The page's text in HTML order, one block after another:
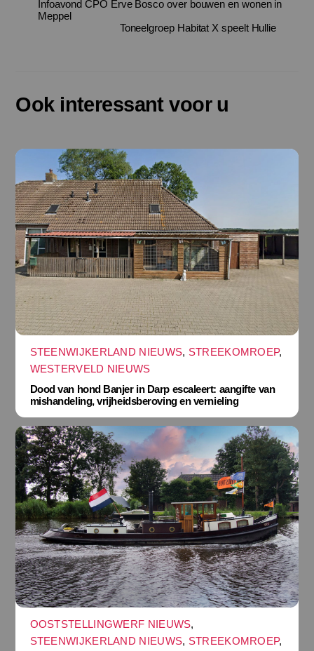
Infoavond CPO Erve Bosco over bouwen en wonen in
Meppel
Toneelgroep Habitat X speelt Hullie
Ook interessant voor u
STEENWIJKERLAND NIEUWS, STREEKOMROEP,
WESTERVELD NIEUWS
Dood van hond Banjer in Darp escaleert: aangifte van
mishandeling, vrijheidsberoving en vernieling
OOSTSTELLINGWERF NIEUWS,
STEENWIJKERLAND NIEUWS, STREEKOMROEP,